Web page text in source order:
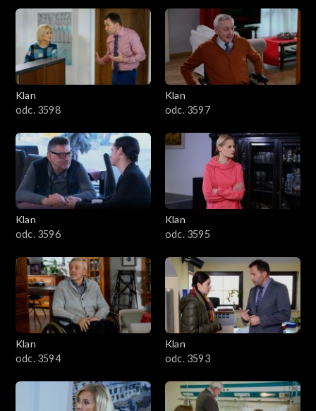
4301–4400
4201–4300
4101–4200
3901–4000
3801–3900
3701–3800
3601–3700
3501–3600
3401–3500
3201–3300
Klan
odc. 3598
Klan
odc. 3597
Klan
odc. 3596
Klan
odc. 3595
Klan
odc. 3594
Klan
odc. 3593